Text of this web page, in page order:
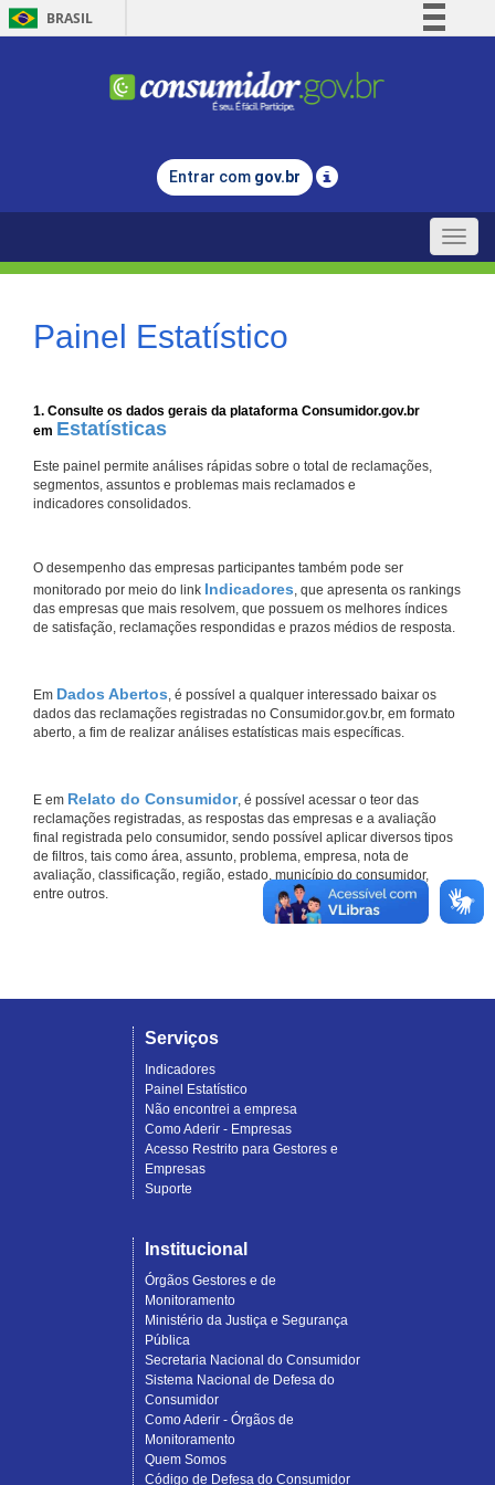
BRASIL
Comunica BR
Legislação
Entrar com gov.br
Toggle
Painel Estatístico
1. Consulte os dados gerais da plataforma Consumidor.gov.br
em Estatísticas
Este painel permite análises rápidas sobre o total de reclamações,
segmentos, assuntos e problemas mais reclamados e
indicadores consolidados.
O desempenho das empresas participantes também pode ser
monitorado por meio do link Indicadores, que apresenta os rankings
das empresas que mais resolvem, que possuem os melhores índices
de satisfação, reclamações respondidas e prazos médios de resposta.
Em Dados Abertos, é possível a qualquer interessado baixar os
dados das reclamações registradas no Consumidor.gov.br, em formato
aberto, a fim de realizar análises estatísticas mais específicas.
E em Relato do Consumidor, é possível acessar o teor das
reclamações registradas, as respostas das empresas e a avaliação
final registrada pelo consumidor, sendo possível aplicar diversos tipos
de filtros, tais como área, assunto, problema, empresa, nota de
avaliação, classificação, região, estado, município do consumidor,
entre outros.
Serviços
Indicadores
Painel Estatístico
Não encontrei a empresa
Como Aderir - Empresas
Acesso Restrito para Gestores e
Empresas
Suporte
Institucional
Órgãos Gestores e de
Monitoramento
Ministério da Justiça e Segurança
Pública
Secretaria Nacional do Consumidor
Sistema Nacional de Defesa do
Consumidor
Como Aderir - Órgãos de
Monitoramento
Quem Somos
Código de Defesa do Consumidor